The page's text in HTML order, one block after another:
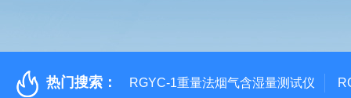
热门搜索： RGYC-1重量法烟气含湿量测试仪